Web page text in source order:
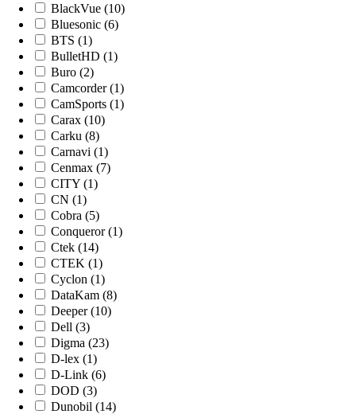
BlackVue (10)
Bluesonic (6)
BTS (1)
BulletHD (1)
Buro (2)
Camcorder (1)
CamSports (1)
Carax (10)
Carku (8)
Carnavi (1)
Cenmax (7)
CITY (1)
CN (1)
Cobra (5)
Conqueror (1)
Ctek (14)
CTEK (1)
Cyclon (1)
DataKam (8)
Deeper (10)
Dell (3)
Digma (23)
D-lex (1)
D-Link (6)
DOD (3)
Dunobil (14)